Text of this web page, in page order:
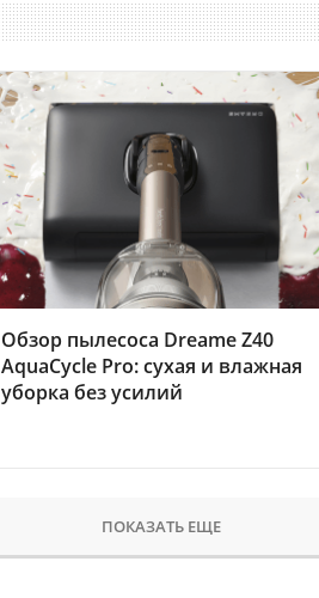
Обзор пылесоса Dreame Z40
AquaCycle Pro: сухая и влажная
уборка без усилий
ПОКАЗАТЬ ЕЩЕ